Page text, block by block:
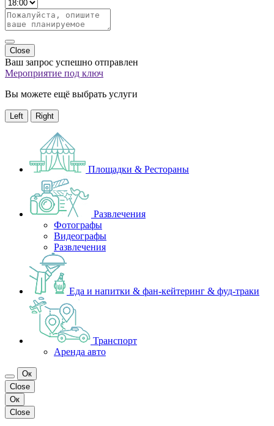
Close
Ваш запрос успешно отправлен
Мероприятие под ключ
Вы можете ещё выбрать услуги
Left Right
Площадки & Рестораны
Развлечения
Фотографы
Видеографы
Развлечения
Еда и напитки & фан-кейтеринг & фуд-траки
Транспорт
Аренда авто
Ок
Close
Ок
Close